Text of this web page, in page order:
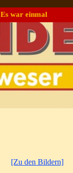
Es war einmal
[Zu den Bildern]